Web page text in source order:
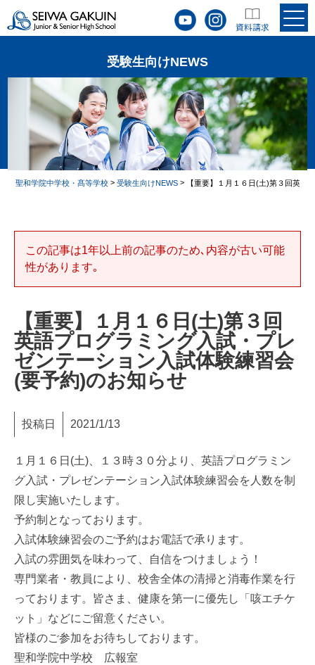
受験生向けNEWS
聖和学院中学校・髙等学校 >受験生向けNEWS > 【重要】１月１６日(土)第３回英語
この記事は1年以上前の記事のため､内容が古い可能
性があります｡
【重要】１月１６日(土)第３回
英語プログラミング入試・プレ
ゼンテーション入試体験練習会
(要予約)のお知らせ
投稿日 2021/1/13
１月１６日(土)、１３時３０分より、英語プログラミン
グ入試・プレゼンテーション入試体験練習会を人数を制
限し実施いたします。
予約制となっております。
入試体験練習会のご予約はお電話で承ります。
入試の雰囲気を味わって、自信をつけましょう！
専門業者・教員により、校舎全体の清掃と消毒作業を行
っております。皆さま、健康を第一に優先し「咳エチケ
ット」などにご留意ください。
皆様のご参加をお待ちしております。
聖和学院中学校 広報室